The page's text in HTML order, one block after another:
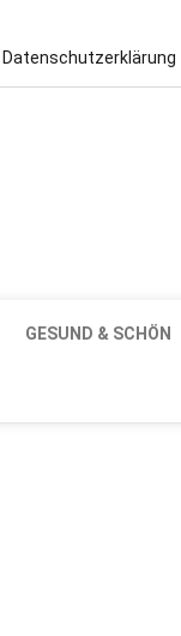
Datenschutzerklärung
GESUND & SCHÖN